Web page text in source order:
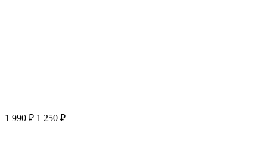
1 990 ₽ 1 250 ₽